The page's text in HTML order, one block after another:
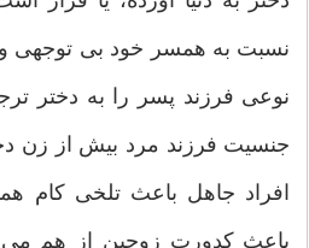
نسبت به همسر خود بی توجهی و
نوعی فرزند پسر را به دختر
جنسیت فرزند مرد بیش از زن
افراد جاهل باعث تلخی کام
باعث کدورت زوجین از هم می